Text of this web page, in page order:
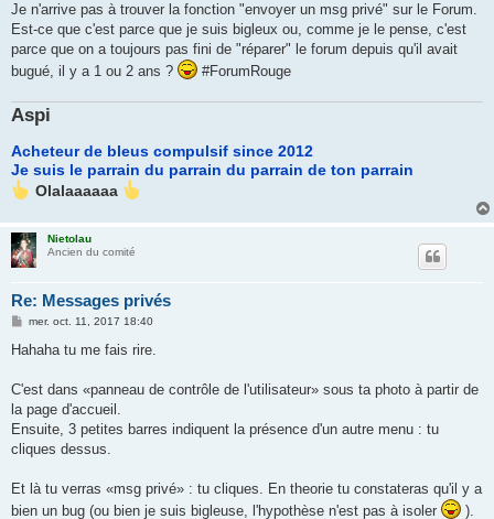
g
Je n'arrive pas à trouver la fonction "envoyer un msg privé" sur le Forum.
Est-ce que c'est parce que je suis bigleux ou, comme je le pense, c'est
parce que on a toujours pas fini de "réparer" le forum depuis qu'il avait
bugué, il y a 1 ou 2 ans ?
#ForumRouge
Aspi
Acheteur de bleus compulsif since 2012
Je suis le parrain du parrain du parrain de ton parrain
Olalaaaaaa
Nietolau
Ancien du comité
Re: Messages privés
M
s
g
mer. oct. 11, 2017 18:40
Hahaha tu me fais rire.
C'est dans «panneau de contrôle de l'utilisateur» sous ta photo à partir de
la page d'accueil.
Ensuite, 3 petites barres indiquent la présence d'un autre menu : tu
cliques dessus.
Et là tu verras «msg privé» : tu cliques. En theorie tu constateras qu'il y a
bien un bug (ou bien je suis bigleuse, l'hypothèse n'est pas à isoler
).